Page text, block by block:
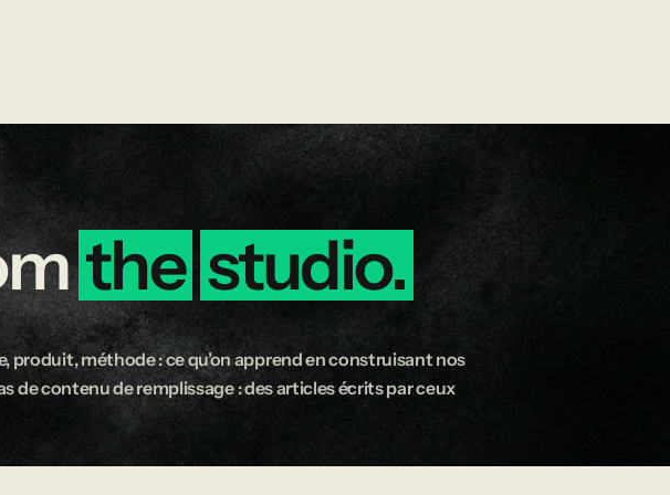
the studio.
produit, méthode : ce qu’on apprend en construisant nos
de contenu de remplissage : des articles écrits par ceux